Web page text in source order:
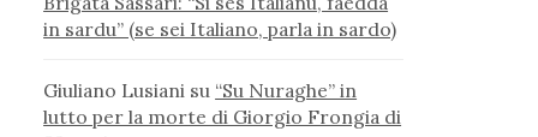
in sardu” (se sei Italiano, parla in sardo)
Giuliano Lusiani su “Su Nuraghe” in
lutto per la morte di Giorgio Frongia di